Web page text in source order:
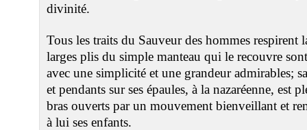
divinité.
Tous les traits du Sauveur des hommes respirent
larges plis du simple manteau qui le recouvre
avec une simplicité et une grandeur admirables;
et pendants sur ses épaules, à la nazaréenne, est
bras ouverts par un mouvement bienveillant et
à lui ses enfants.